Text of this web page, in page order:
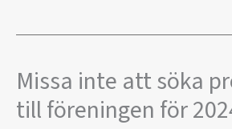
Missa inte att söka
till föreningen för